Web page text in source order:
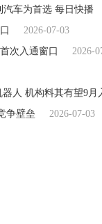
车为首选 每日快播
2026-07-03
次入通窗口
2026-
争壁垒
2026-07-03